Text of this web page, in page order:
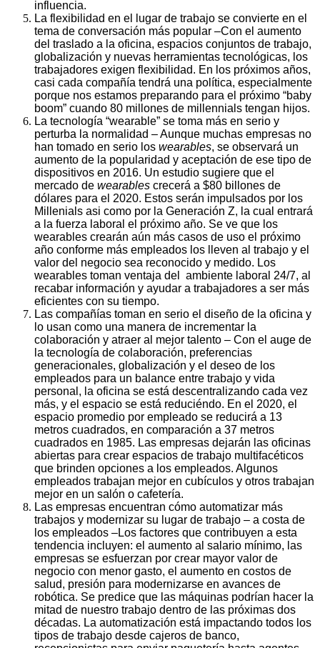
influencia.
La flexibilidad en el lugar de trabajo se convierte en el
tema de conversación más popular –Con el aumento
del traslado a la oficina, espacios conjuntos de trabajo,
globalización y nuevas herramientas tecnológicas, los
trabajadores exigen flexibilidad. En los próximos años,
casi cada compañía tendrá una política, especialmente
porque nos estamos preparando para el próximo “baby
boom” cuando 80 millones de millennials tengan hijos.
La tecnología “wearable” se toma más en serio y
perturba la normalidad – Aunque muchas empresas no
han tomado en serio los wearables, se observará un
aumento de la popularidad y aceptación de ese tipo de
dispositivos en 2016. Un estudio sugiere que el
mercado de wearables crecerá a $80 billones de
dólares para el 2020. Estos serán impulsados por los
Millenials asi como por la Generación Z, la cual entrará
a la fuerza laboral el próximo año. Se ve que los
wearables crearán aún más casos de uso el próximo
año conforme más empleados los lleven al trabajo y el
valor del negocio sea reconocido y medido. Los
wearables toman ventaja del ambiente laboral 24/7, al
recabar información y ayudar a trabajadores a ser más
eficientes con su tiempo.
Las compañías toman en serio el diseño de la oficina y
lo usan como una manera de incrementar la
colaboración y atraer al mejor talento – Con el auge de
la tecnología de colaboración, preferencias
generacionales, globalización y el deseo de los
empleados para un balance entre trabajo y vida
personal, la oficina se está descentralizando cada vez
más, y el espacio se está reduciéndo. En el 2020, el
espacio promedio por empleado se reducirá a 13
metros cuadrados, en comparación a 37 metros
cuadrados en 1985. Las empresas dejarán las oficinas
abiertas para crear espacios de trabajo multifacéticos
que brinden opciones a los empleados. Algunos
empleados trabajan mejor en cubículos y otros trabajan
mejor en un salón o cafetería.
Las empresas encuentran cómo automatizar más
trabajos y modernizar su lugar de trabajo – a costa de
los empleados –Los factores que contribuyen a esta
tendencia incluyen: el aumento al salario mínimo, las
empresas se esfuerzan por crear mayor valor de
negocio con menor gasto, el aumento en costos de
salud, presión para modernizarse en avances de
robótica. Se predice que las máquinas podrían hacer la
mitad de nuestro trabajo dentro de las próximas dos
décadas. La automatización está impactando todos los
tipos de trabajo desde cajeros de banco,